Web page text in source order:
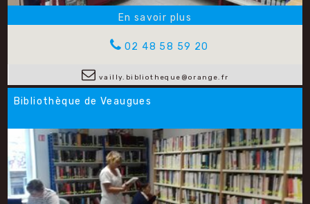
02 48 58 59 20
vailly.bibliotheque@orange.fr
Bibliothèque de Veaugues